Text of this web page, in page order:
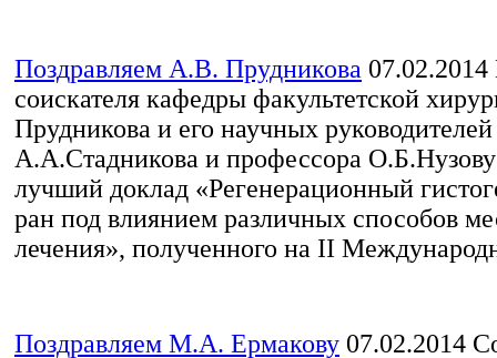
Поздравляем А.В. Прудникова 07.02.2014
соискателя кафедры факультетской
Прудникова и его научных
А.А.Стадникова и профессора О.Б.Нузову
лучший доклад «Регенерационный
ран под влиянием различных способов
лечения», полученного на II
Поздравляем М.А. Ермакову 07.02.2014